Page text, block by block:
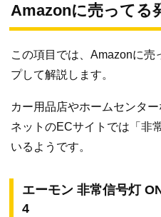
Amazonに売ってる
この項目では、Amazonに売
プして解説します。
カー用品店やホームセンタ
ネットのECサイトでは「非
いるようです。
エーモン 非常信号灯
4